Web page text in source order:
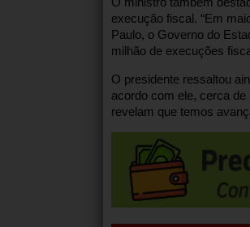
execução fiscal. “Em
Paulo, o Governo do
milhão de execuções
O presidente ressaltou
acordo com ele, cerca
revelam que temos